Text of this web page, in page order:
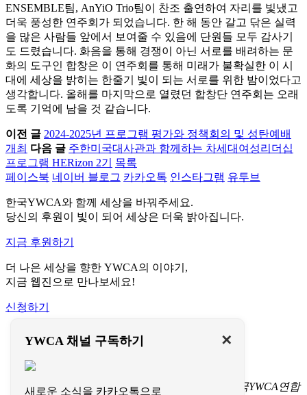
ENSEMBLE팀, AnYiO Trio팀이 찬조 출연하여 자리를 빛냈고
더욱 풍성한 연주회가 되었습니다. 한 해 동안 갈고 닦은 실력
을 많은 사람들 앞에서 보여줄 수 있음에 단원들 모두 감사기
도 드렸습니다. 화음을 통해 경쟁이 아닌 서로를 배려하는 문
화의 도구인 합창은 이 연주회를 통해 미래가 불확실한 이 시
대에 세상을 밝히는 한줄기 빛이 되는 서로를 위한 밤이었다고
생각합니다. 올해를 마지막으로 열렸던 합창단 연주회는 오래
도록 기억에 남을 것 같습니다.
이전 글 2024-2025년 프로그램 평가와 정책회의 및 성탄예배
개최 다음 글 주한미국대사관과 함께하는 차세대여성리더십
프로그램 HERizon 2기
목록
페이스북 네이버 블로그 카카오톡 인스타그램 유투브
한국YWCA와 함께 세상을 바꿔주세요.
당신의 후원이 빛이 되어 세상은 더욱 밝아집니다.
지금 후원하기
더 나은 세상을 향한 YWCA의 이야기,
지금 웹진으로 만나보세요!
신청하기
이용약관
개인정보처리방침
문의하기
서울특별시 중구 명동길 73 (명동1가 1-3) 한국YWCA연합
✕
YWCA 채널 구독하기
새로운 소식을 카카오톡으로